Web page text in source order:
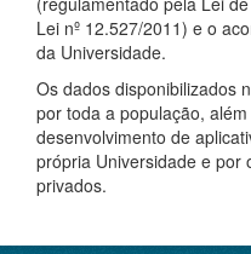
Lei nº 12.527/2011) e o
da Universidade.
Os dados disponibilizados
por toda a população,
desenvolvimento de
própria Universidade e por
privados.